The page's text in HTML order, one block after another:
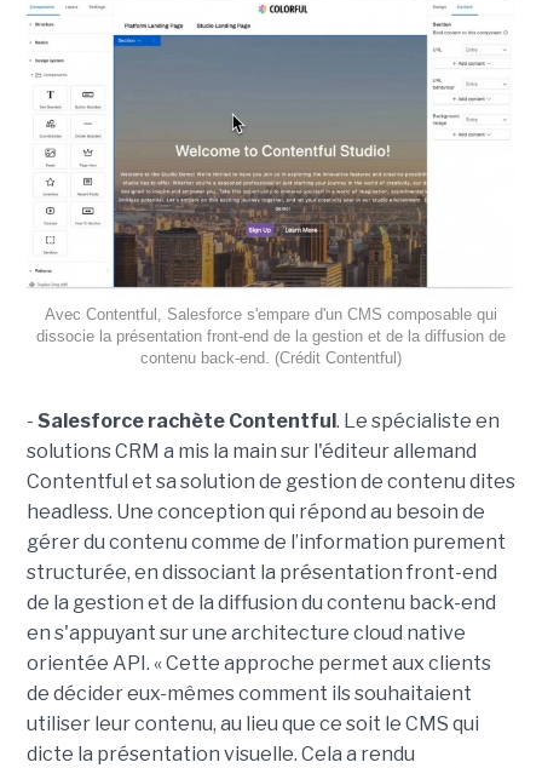
Avec Contentful, Salesforce s'empare d'un CMS composable qui
dissocie la présentation front-end de la gestion et de la diffusion de
contenu back-end. (Crédit Contentful)
- Salesforce rachète Contentful . Le spécialiste en
solutions CRM a mis la main sur l'éditeur allemand
Contentful et sa solution de gestion de contenu dites
headless. Une conception qui répond au besoin de
gérer du contenu comme de l’information purement
structurée, en dissociant la présentation front-end
de la gestion et de la diffusion du contenu back-end
en s'appuyant sur une architecture cloud native
orientée API. « Cette approche permet aux clients
de décider eux-mêmes comment ils souhaitaient
utiliser leur contenu, au lieu que ce soit le CMS qui
dicte la présentation visuelle. Cela a rendu